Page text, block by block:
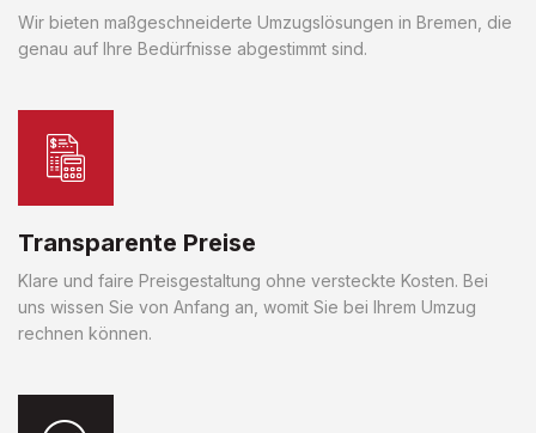
Wir bieten maßgeschneiderte Umzugslösungen in Bremen, die
genau auf Ihre Bedürfnisse abgestimmt sind.
Transparente Preise
Klare und faire Preisgestaltung ohne versteckte Kosten. Bei
uns wissen Sie von Anfang an, womit Sie bei Ihrem Umzug
rechnen können.